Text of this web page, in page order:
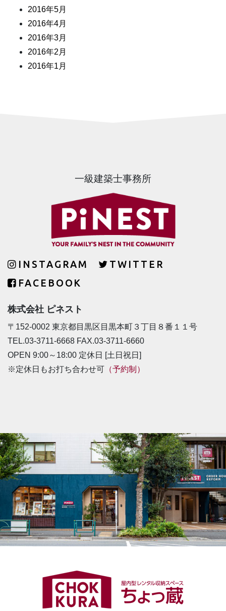
2016年5月
2016年4月
2016年3月
2016年2月
2016年1月
一級建築士事務所
INSTAGRAM
TWITTER
FACEBOOK
株式会社 ピネスト
〒152-0002 東京都目黒区目黒本町３丁目８番１１号
TEL.03-3711-6668 FAX.03-3711-6660
OPEN 9:00～18:00 定休日 [土日祝日]
※定休日もお打ち合わせ可 （予約制）